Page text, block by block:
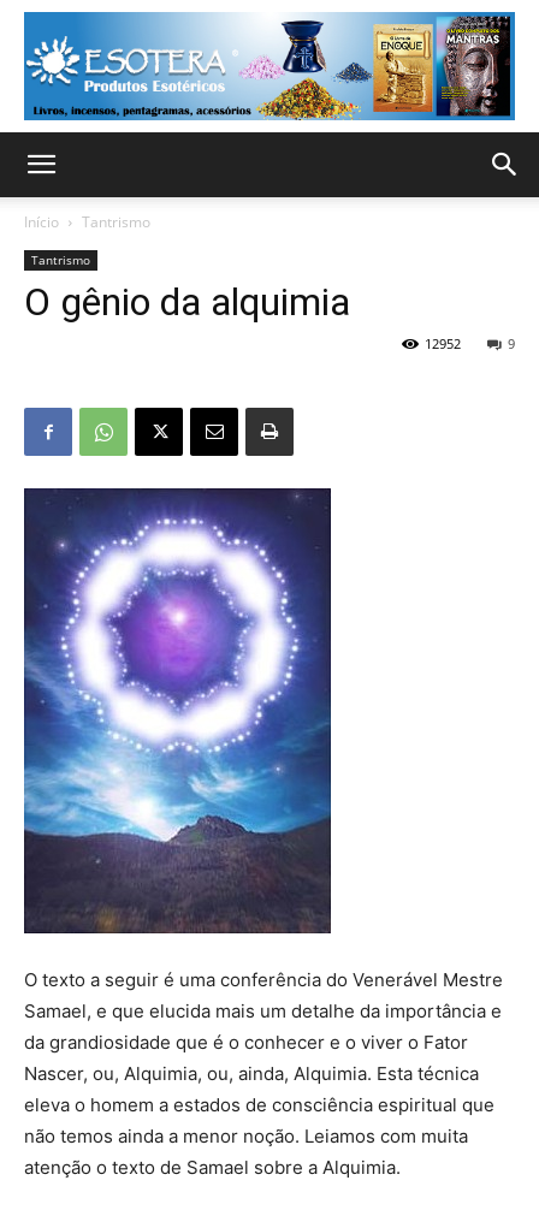
Início Tantrismo
Tantrismo
O gênio da alquimia
9
12952
O texto a seguir é uma conferência do Venerável Mestre
Samael, e que elucida mais um detalhe da importância e
da grandiosidade que é o conhecer e o viver o Fator
Nascer, ou, Alquimia, ou, ainda, Alquimia. Esta técnica
eleva o homem a estados de consciência espiritual que
não temos ainda a menor noção. Leiamos com muita
atenção o texto de Samael sobre a Alquimia.